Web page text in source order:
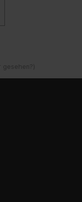
gesehen? )